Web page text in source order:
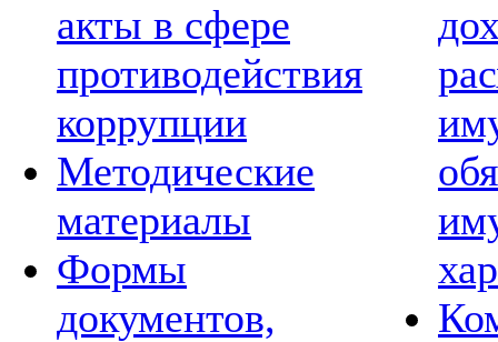
акты в сфере
противодействия
коррупции
Методические
материалы
Формы
документов,